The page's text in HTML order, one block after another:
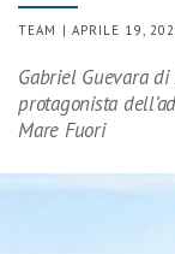
TEAM | APRILE 19,
Gabriel Guevara
protagonista
Mare Fuori